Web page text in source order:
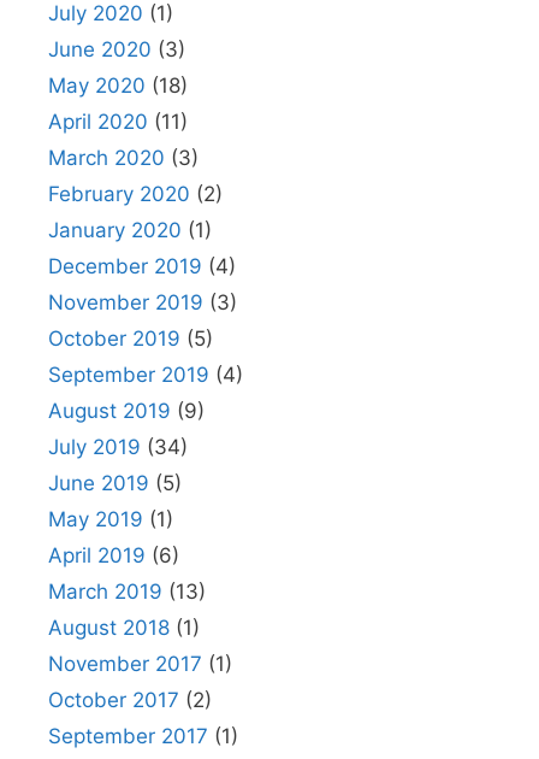
July 2020 (1)
June 2020 (3)
May 2020 (18)
April 2020 (11)
March 2020 (3)
February 2020 (2)
January 2020 (1)
December 2019 (4)
November 2019 (3)
October 2019 (5)
September 2019 (4)
August 2019 (9)
July 2019 (34)
June 2019 (5)
May 2019 (1)
April 2019 (6)
March 2019 (13)
August 2018 (1)
November 2017 (1)
October 2017 (2)
September 2017 (1)